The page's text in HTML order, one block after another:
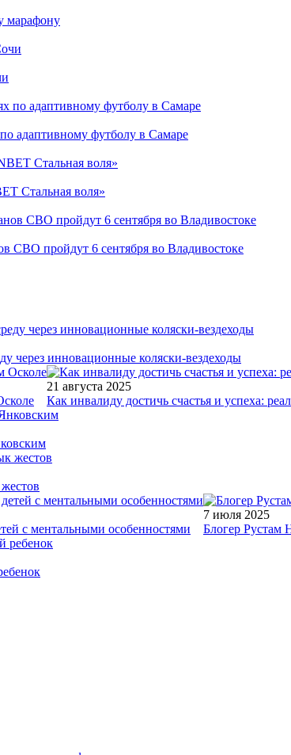
марафону
адаптивному футболу в Самаре
Стальная воля»
СВО пройдут 6 сентября во Владивостоке
через инновационные коляски-вездеходы
21 августа 2025
Как инвалиду достичь счастья и успеха:
с ментальными особенностями
7 июля 2025
Блогер Рустам